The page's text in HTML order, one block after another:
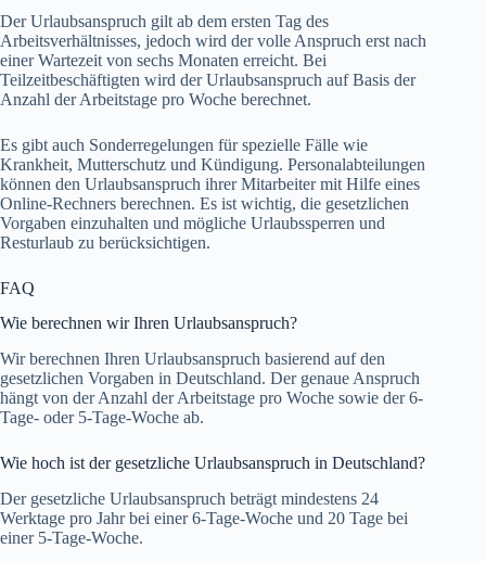
Der Urlaubsanspruch gilt ab dem ersten Tag des
Arbeitsverhältnisses, jedoch wird der volle Anspruch erst nach
einer Wartezeit von sechs Monaten erreicht. Bei
Teilzeitbeschäftigten wird der Urlaubsanspruch auf Basis der
Anzahl der Arbeitstage pro Woche berechnet.
Es gibt auch Sonderregelungen für spezielle Fälle wie
Krankheit, Mutterschutz und Kündigung. Personalabteilungen
können den Urlaubsanspruch ihrer Mitarbeiter mit Hilfe eines
Online-Rechners berechnen. Es ist wichtig, die gesetzlichen
Vorgaben einzuhalten und mögliche Urlaubssperren und
Resturlaub zu berücksichtigen.
FAQ
Wie berechnen wir Ihren Urlaubsanspruch?
Wir berechnen Ihren Urlaubsanspruch basierend auf den
gesetzlichen Vorgaben in Deutschland. Der genaue Anspruch
hängt von der Anzahl der Arbeitstage pro Woche sowie der 6-
Tage- oder 5-Tage-Woche ab.
Wie hoch ist der gesetzliche Urlaubsanspruch in Deutschland?
Der gesetzliche Urlaubsanspruch beträgt mindestens 24
Werktage pro Jahr bei einer 6-Tage-Woche und 20 Tage bei
einer 5-Tage-Woche.